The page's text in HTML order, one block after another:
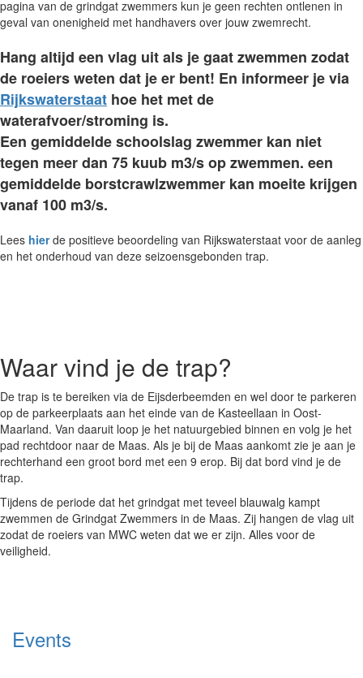
pagina van de grindgat zwemmers kun je geen rechten ontlenen in
geval van onenigheid met handhavers over jouw zwemrecht.
Hang altijd een vlag uit als je gaat zwemmen zodat
de roeiers weten dat je er bent! En informeer je via
Rijkswaterstaat hoe het met de
waterafvoer/stroming is.
Een gemiddelde schoolslag zwemmer kan niet
tegen meer dan 75 kuub m3/s op zwemmen. een
gemiddelde borstcrawlzwemmer kan moeite krijgen
vanaf 100 m3/s.
Lees hierde positieve beoordeling van Rijkswaterstaat voor de aanleg
en het onderhoud van deze seizoensgebonden trap.
Waar vind je de trap?
De trap is te bereiken via de Eijsderbeemden en wel door te parkeren
op de parkeerplaats aan het einde van de Kasteellaan in Oost-
Maarland. Van daaruit loop je het natuurgebied binnen en volg je het
pad rechtdoor naar de Maas. Als je bij de Maas aankomt zie je aan je
rechterhand een groot bord met een 9 erop. Bij dat bord vind je de
trap.
Tijdens de periode dat het grindgat met teveel blauwalg kampt
zwemmen de Grindgat Zwemmers in de Maas. Zij hangen de vlag uit
zodat de roeiers van MWC weten dat we er zijn. Alles voor de
veiligheid.
Events